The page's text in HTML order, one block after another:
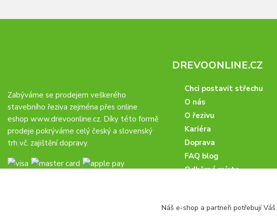
Zabýváme se prodejem veškerého
stavebního řeziva zejména přes online
eshop www.drevoonline.cz. Díky této formě
prodeje pokrýváme celý český a slovenský
trh vč. zajištění dopravy.
DREVOONLINE.CZ
Chci postavit střechu
O nás
O řezivu
Kariéra
Doprava
FAQ blog
Odběrná místa
Obchodní partneři
Náš e-shop a partneři potřebují Váš